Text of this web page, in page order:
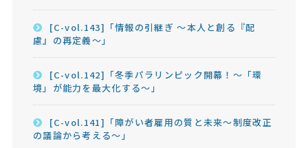
[C-vol.143]「情報の引継ぎ ～本人と創る『配
慮』の再定義～」
[C-vol.142]「冬季パラリンピック開幕！～「環
境」が能力を最大化する～」
[C-vol.141]「障がい者雇用の質と未来～制度改正
の議論から考える～」